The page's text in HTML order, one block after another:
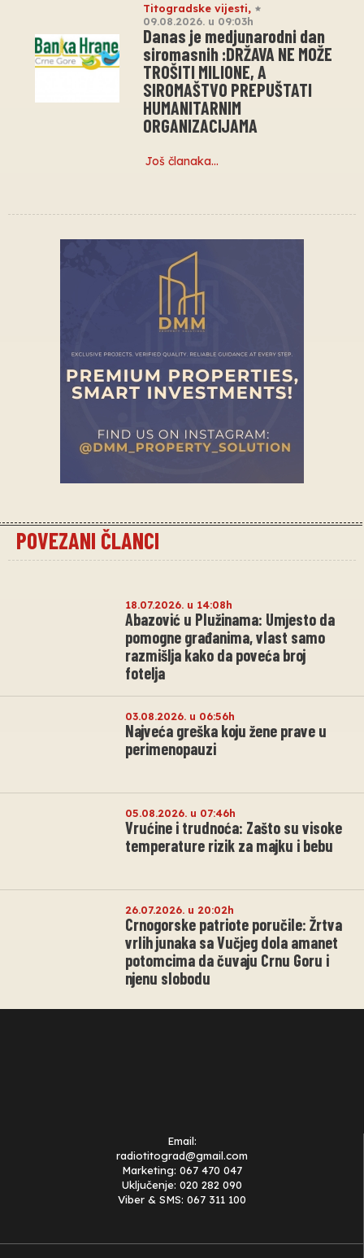
Titogradske vijesti,
09.08.2026. u 09:03h
Danas je medjunarodni dan
siromasnih :DRŽAVA NE MOŽE
TROŠITI MILIONE, A
SIROMAŠTVO PREPUŠTATI
HUMANITARNIM
ORGANIZACIJAMA
Još članaka…
POVEZANI ČLANCI
18.07.2026. u 14:08h
Abazović u Plužinama: Umjesto da
pomogne građanima, vlast samo
razmišlja kako da poveća broj
fotelja
03.08.2026. u 06:56h
Najveća greška koju žene prave u
perimenopauzi
05.08.2026. u 07:46h
Vrućine i trudnoća: Zašto su visoke
temperature rizik za majku i bebu
26.07.2026. u 20:02h
Crnogorske patriote poručile: Žrtva
vrlih junaka sa Vučjeg dola amanet
potomcima da čuvaju Crnu Goru i
njenu slobodu
Email:
radiotitograd@gmail.com
Marketing: 067 470 047
Uključenje: 020 282 090
Viber & SMS: 067 311 100